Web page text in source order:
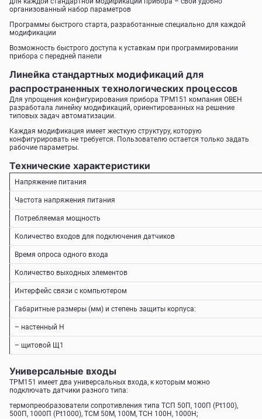
организованный набор параметров
Программы быстрого старта, разработанные специально для каждой
модификации
Возможность быстрого доступа к уставкам при программировании
прибора с передней панели
Линейка стандартных модификаций для
распространенных технологических процессов
Для упрощения конфигурирования прибора ТРМ151 компания ОВЕН
разработала линейку модификаций, ориентированных на решение
типовых задач автоматизации.
Каждая модификация имеет жесткую структуру, которую
конфигурировать не требуется. Пользователю остается только задать
рабочие параметры.
Технические характеристики
Напряжение питания
Частота напряжения питания
Потребляемая мощность
Количество входов для подключения датчиков
Время опроса одного входа
Количество выходных элементов
Интерфейс связи с компьютером
Габаритные размеры (мм) и степень защиты корпуса:
– настенный Н
– щитовой Щ1
Универсальные входы
ТРМ151 имеет два универсальных входа, к которым можно
подключать датчики разного типа:
термопреобразователи сопротивления типа ТСП 50П, 100П (Pt100),
500П, 1000П (Pt1000), ТСМ 50М, 100М, ТСН 100Н, 1000Н;